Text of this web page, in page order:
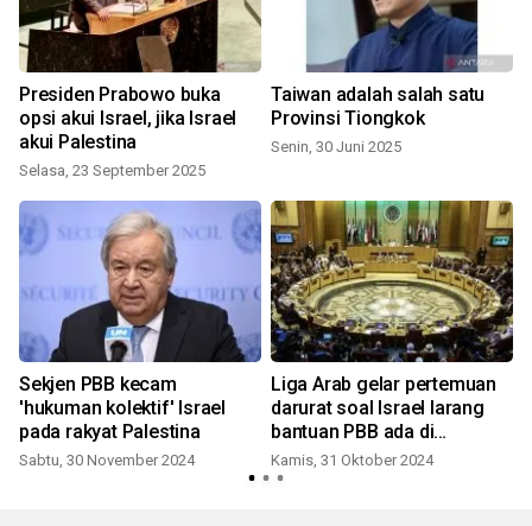
Presiden Prabowo buka
opsi akui Israel, jika Israel
akui Palestina
Selasa, 23 September 2025
Taiwan adalah salah satu
Provinsi Tiongkok
Senin, 30 Juni 2025
Sekjen PBB kecam
'hukuman kolektif' Israel
pada rakyat Palestina
Sabtu, 30 November 2024
Liga Arab gelar pertemuan
darurat soal Israel larang
bantuan PBB ada di
Palestina
Kamis, 31 Oktober 2024